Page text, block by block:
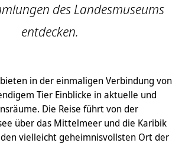
des Landesmuseums
entdecken.
bieten in der einmaligen Verbindung von
Tier Einblicke in aktuelle und
Die Reise führt von der
über das Mittelmeer und die Karibik
vielleicht geheimnisvollsten Ort der